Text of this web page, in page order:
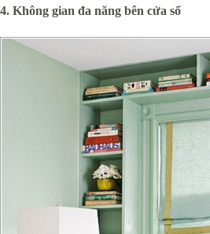
4. Không gian đa năng bên cửa sổ